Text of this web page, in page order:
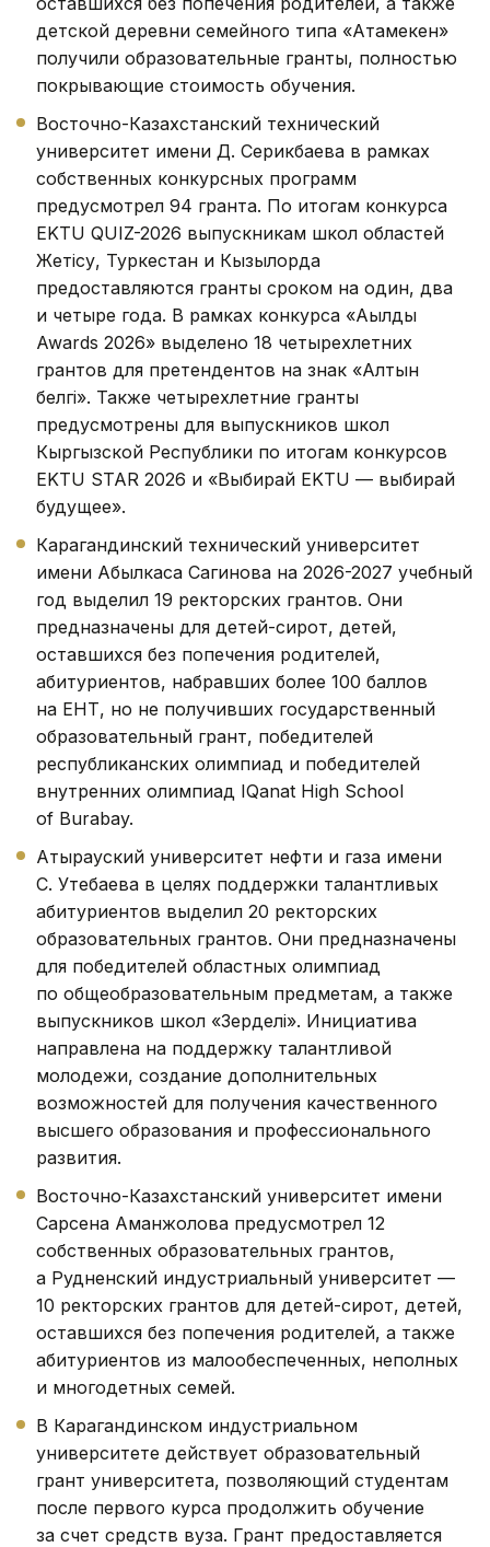
детской деревни семейного типа «Атамекен»
получили образовательные гранты, полностью
покрывающие стоимость обучения.
Восточно-Казахстанский технический
университет имени Д. Серикбаева в рамках
собственных конкурсных программ
предусмотрел 94 гранта. По итогам конкурса
EKTU QUIZ-2026 выпускникам школ областей
Жетісу, Туркестан и Кызылорда
предоставляются гранты сроком на один, два
и четыре года. В рамках конкурса «Ақылды
Awards 2026» выделено 18 четырехлетних
грантов для претендентов на знак «Алтын
белгі». Также четырехлетние гранты
предусмотрены для выпускников школ
Кыргызской Республики по итогам конкурсов
EKTU STAR 2026 и «Выбирай EKTU — выбирай
будущее».
Карагандинский технический университет
имени Абылкаса Сагинова на 2026-2027 учебный
год выделил 19 ректорских грантов. Они
предназначены для детей-сирот, детей,
оставшихся без попечения родителей,
абитуриентов, набравших более 100 баллов
на ЕНТ, но не получивших государственный
образовательный грант, победителей
республиканских олимпиад и победителей
внутренних олимпиад IQanat High School
of Burabay.
Атырауский университет нефти и газа имени
С. Утебаева в целях поддержки талантливых
абитуриентов выделил 20 ректорских
образовательных грантов. Они предназначены
для победителей областных олимпиад
по общеобразовательным предметам, а также
выпускников школ «Зерделі». Инициатива
направлена на поддержку талантливой
молодежи, создание дополнительных
возможностей для получения качественного
высшего образования и профессионального
развития.
Восточно-Казахстанский университет имени
Сарсена Аманжолова предусмотрел 12
собственных образовательных грантов,
а Рудненский индустриальный университет —
10 ректорских грантов для детей-сирот, детей,
оставшихся без попечения родителей, а также
абитуриентов из малообеспеченных, неполных
и многодетных семей.
В Карагандинском индустриальном
университете действует образовательный
грант университета, позволяющий студентам
после первого курса продолжить обучение
за счет средств вуза. Грант предоставляется